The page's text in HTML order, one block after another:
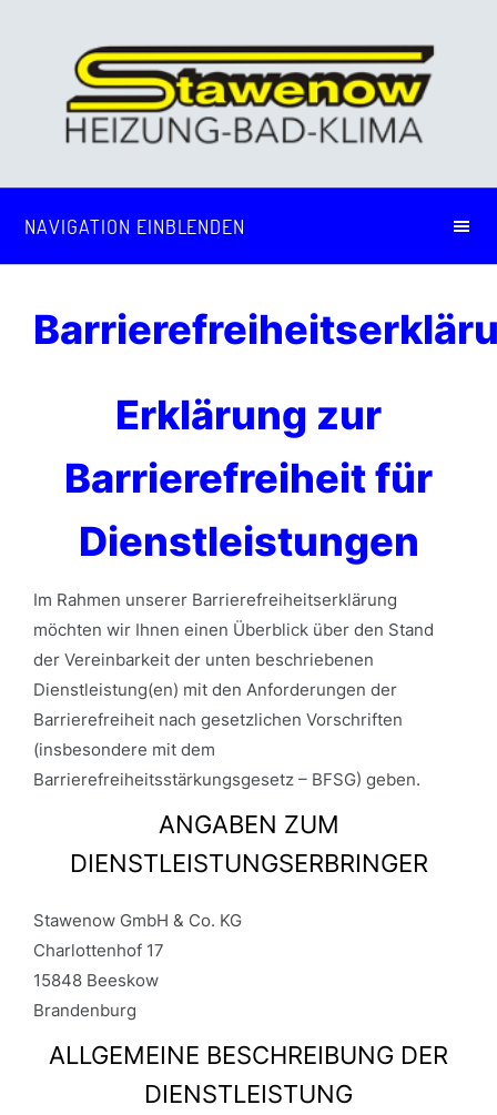
NAVIGATION EINBLENDEN
Erklärung zur
Barrierefreiheit für
Dienstleistungen
Im Rahmen unserer Barrierefreiheitserklärung
möchten wir Ihnen einen Überblick über den Stand
der Vereinbarkeit der unten beschriebenen
Dienstleistung(en) mit den Anforderungen der
Barrierefreiheit nach gesetzlichen Vorschriften
(insbesondere mit dem
Barrierefreiheitsstärkungsgesetz – BFSG) geben.
ANGABEN ZUM
DIENSTLEISTUNGSERBRINGER
Stawenow GmbH & Co. KG
Charlottenhof 17
15848 Beeskow
Brandenburg
ALLGEMEINE BESCHREIBUNG DER
DIENSTLEISTUNG